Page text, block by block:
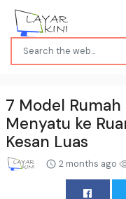
7 Model
Menyatu ke
Kesan Luas
2 months ago